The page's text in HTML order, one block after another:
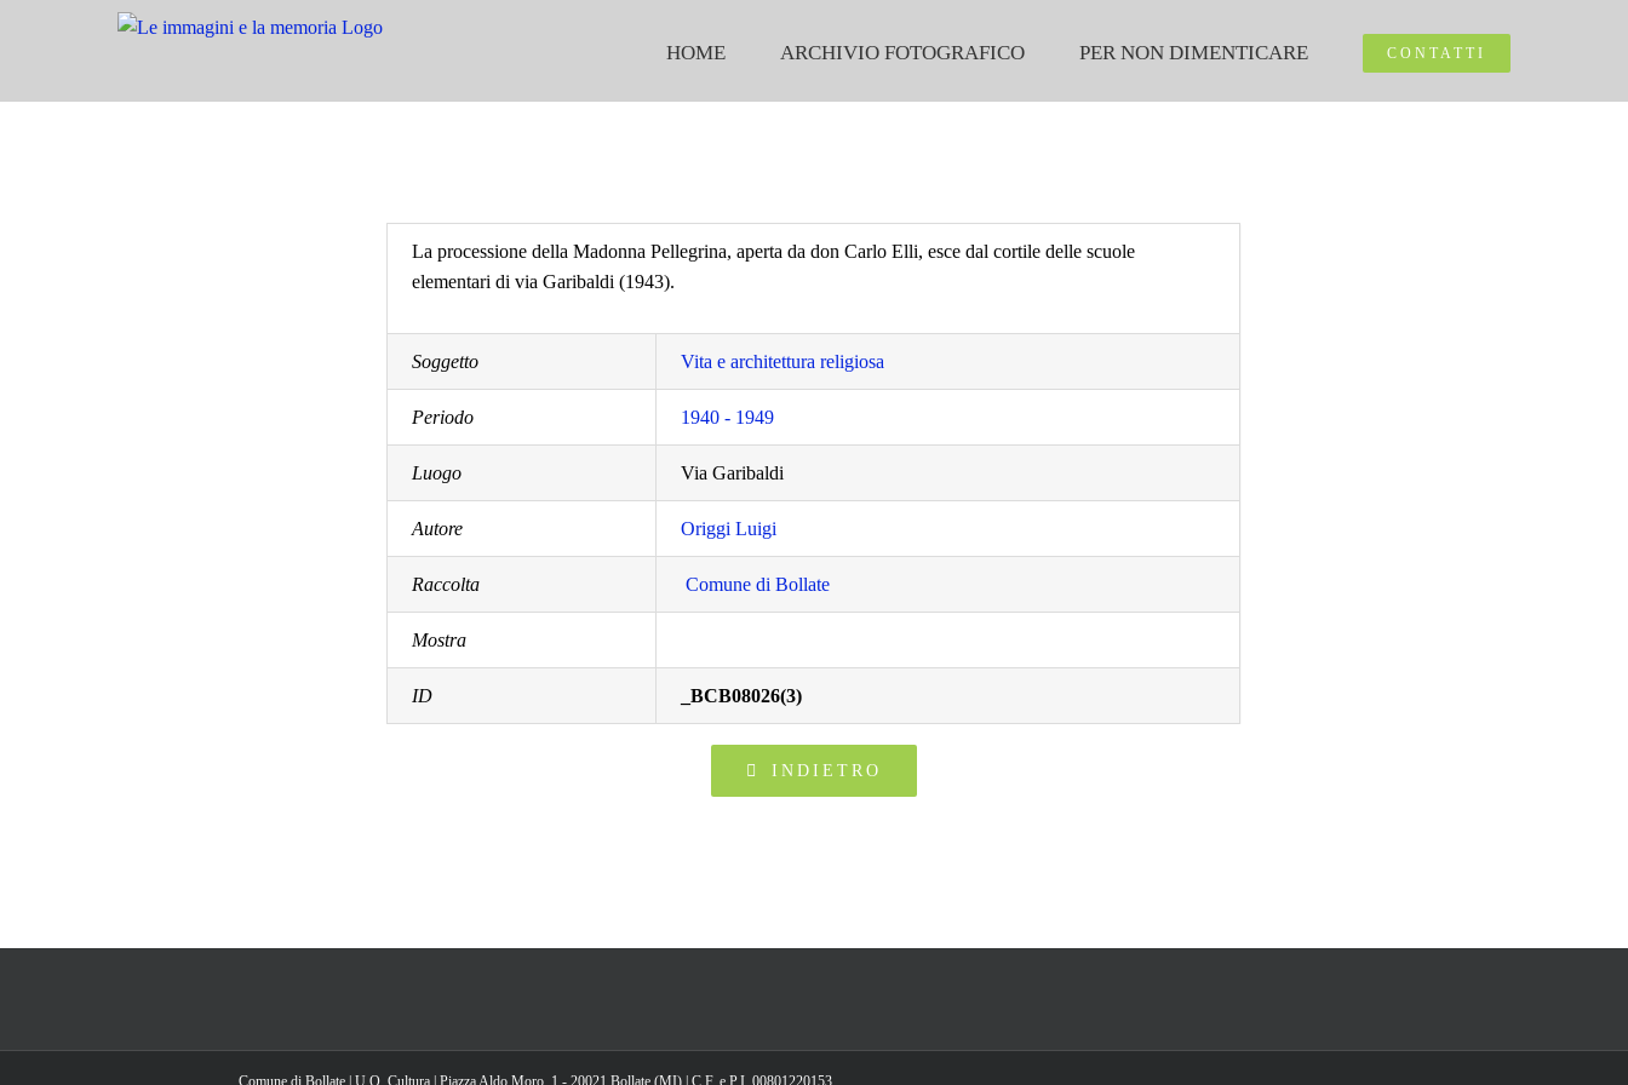
HOME ARCHIVIO FOTOGRAFICO PER NON DIMENTICARE CONTATTI
La processione della Madonna Pellegrina, aperta da don Carlo Elli, esce dal cortile delle scuole
elementari di via Garibaldi (1943).
Soggetto Vita e architettura religiosa
Periodo 1940 - 1949
Luogo Via Garibaldi
Autore Origgi Luigi
Raccolta Comune di Bollate
Mostra
ID _BCB08026(3)
INDIETRO
Comune di Bollate | U.O. Cultura | Piazza Aldo Moro, 1 - 20021 Bollate (MI) | C.F. e P.I. 00801220153